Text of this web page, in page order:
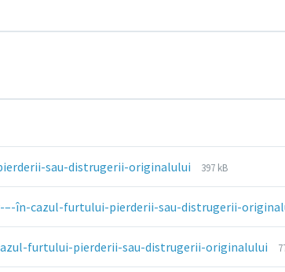
sau-distrugerii-originalului
File
File
397 kB
în-cazul-furtului-pierderii-sau-distrugerii-
furtului-pierderii-sau-distrugerii-originalului